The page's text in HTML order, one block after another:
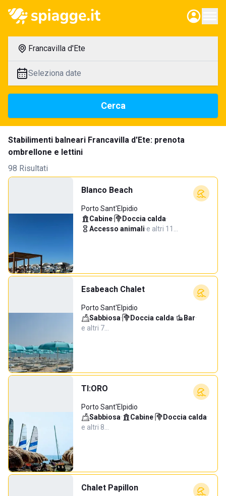
Francavilla d'Ete
Seleziona date
Cerca
Stabilimenti balneari Francavilla d'Ete: prenota
ombrellone e lettini
98 Risultati
Blanco Beach
Porto Sant'Elpidio
Cabine· Doccia calda·
Accesso animali·e altri 11…
Esabeach Chalet
Porto Sant'Elpidio
Sabbiosa· Doccia calda· Bar·
e altri 7…
TI:ORO
Porto Sant'Elpidio
Sabbiosa· Cabine· Doccia calda·
e altri 8…
Chalet Papillon